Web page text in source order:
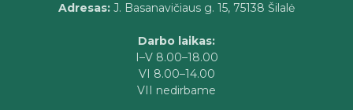
Adresas: J. Basanavičiaus g. 15, 75138 Šilalė
Darbo laikas:
I–V 8.00–18.00
VI 8.00–14.00
VII nedirbame